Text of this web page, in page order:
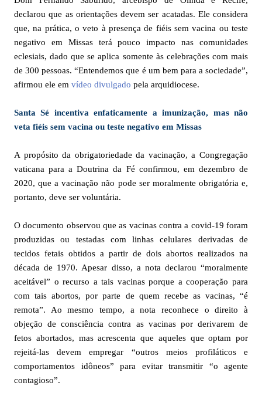
declarou que as orientações devem ser acatadas. Ele considera
que, na prática, o veto à presença de fiéis sem vacina ou teste
negativo em Missas terá pouco impacto nas comunidades
eclesiais, dado que se aplica somente às celebrações com mais
de 300 pessoas. “Entendemos que é um bem para a sociedade”,
afirmou ele em vídeo divulgado pela arquidiocese.
Santa Sé incentiva enfaticamente a imunização, mas não
veta fiéis sem vacina ou teste negativo em Missas
A propósito da obrigatoriedade da vacinação, a Congregação
vaticana para a Doutrina da Fé confirmou, em dezembro de
2020, que a vacinação não pode ser moralmente obrigatória e,
portanto, deve ser voluntária.
O documento observou que as vacinas contra a covid-19 foram
produzidas ou testadas com linhas celulares derivadas de
tecidos fetais obtidos a partir de dois abortos realizados na
década de 1970. Apesar disso, a nota declarou “moralmente
aceitável” o recurso a tais vacinas porque a cooperação para
com tais abortos, por parte de quem recebe as vacinas, “é
remota”. Ao mesmo tempo, a nota reconhece o direito à
objeção de consciência contra as vacinas por derivarem de
fetos abortados, mas acrescenta que aqueles que optam por
rejeitá-las devem empregar “outros meios profiláticos e
comportamentos idôneos” para evitar transmitir “o agente
contagioso”.